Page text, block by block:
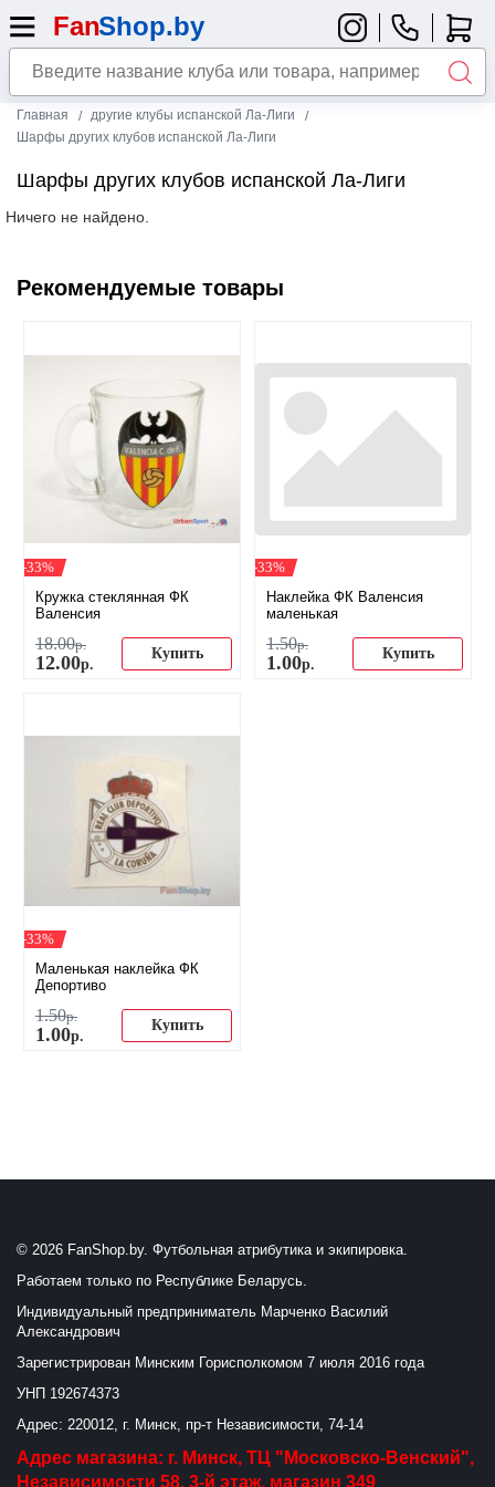
Главная
другие клубы испанской Ла-Лиги
Шарфы других клубов испанской Ла-Лиги
Шарфы других клубов испанской Ла-Лиги
Ничего не найдено.
Рекомендуемые товары
-33%
Кружка стеклянная ФК
Валенсия
18.00р.
12.00р.
Купить
-33%
Наклейка ФК Валенсия
маленькая
1.50р.
1.00р.
Купить
-33%
Маленькая наклейка ФК
Депортиво
1.50р.
1.00р.
Купить
© 2026 FanShop.by. Футбольная атрибутика и экипировка.
Работаем только по Республике Беларусь.
Индивидуальный предприниматель Марченко Василий
Александрович
Зарегистрирован Минским Горисполкомом 7 июля 2016 года
УНП 192674373
Адрес: 220012, г. Минск, пр-т Независимости, 74-14
Адрес магазина: г. Минск, ТЦ "Московско-Венский",
Независимости 58, 3-й этаж, магазин 349